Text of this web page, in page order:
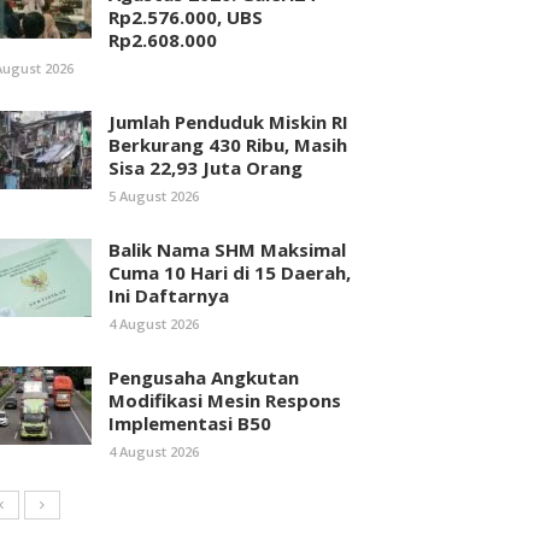
Rp2.576.000, UBS
Rp2.608.000
2026
Jumlah Penduduk Miskin RI
Berkurang 430 Ribu, Masih
Sisa 22,93 Juta Orang
5 August 2026
Balik Nama SHM Maksimal
Cuma 10 Hari di 15 Daerah,
Ini Daftarnya
4 August 2026
Pengusaha Angkutan
Modifikasi Mesin Respons
Implementasi B50
4 August 2026